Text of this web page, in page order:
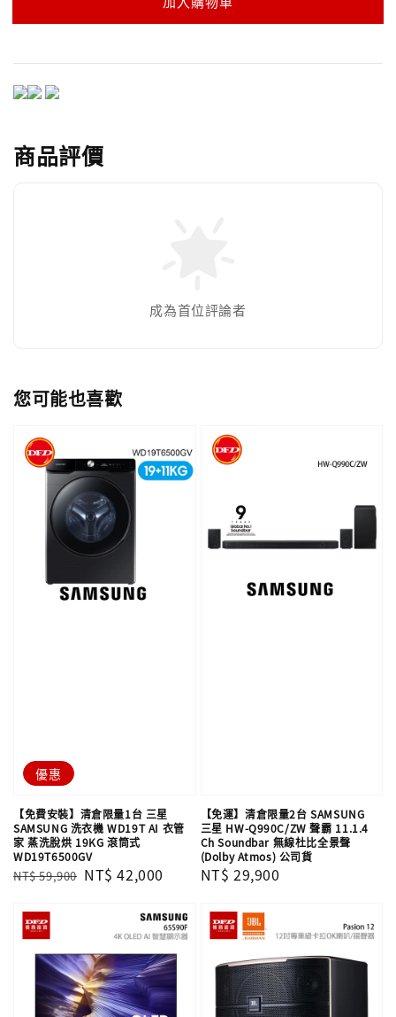
商品評價
成為首位評論者
您可能也喜歡
優惠
【免費安裝】清倉限量1台 三星
SAMSUNG 洗衣機 WD19T AI 衣管
家 蒸洗脫烘 19KG 滾筒式
WD19T6500GV
Regular
NT$ 59,900 Sale
NT$ 42,000
【免運】清倉限量2台 SAMSUNG
三星 HW-Q990C/ZW 聲霸 11.1.4
Ch Soundbar 無線杜比全景聲
(Dolby Atmos) 公司貨
Regular
NT$ 29,900